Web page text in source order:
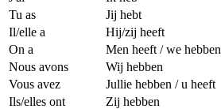
Tu as
Jij hebt
Il/elle a
Hij/zij heeft
On a
Men heeft / we hebben
Nous avons
Wij hebben
Vous avez
Jullie hebben / u heeft
Ils/elles ont
Zij hebben